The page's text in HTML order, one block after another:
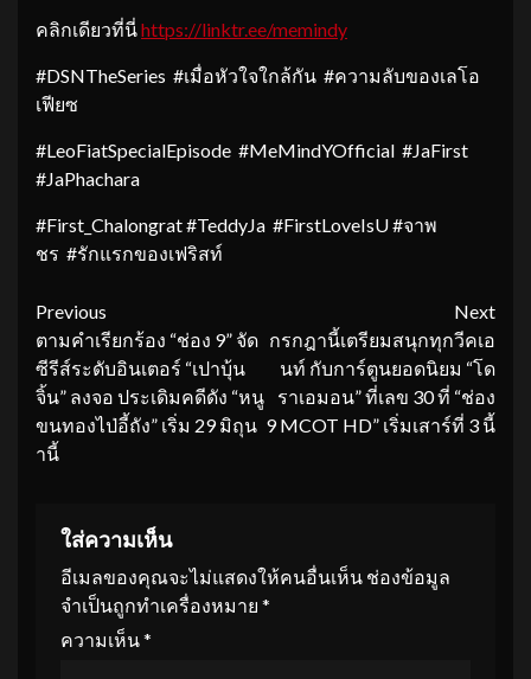
คลิกเดียวที่นี่https://linktr.ee/memindy
#DSNTheSeries #เมื่อหัวใจใกล้กัน #ความลับของเลโอ
เฟียซ
#LeoFiatSpecialEpisode #MeMindYOfficial #JaFirst
#JaPhachara
#First_Chalongrat #TeddyJa #FirstLoveIsU #จาพ
ชร #รักแรกของเฟริสท์
Continue
Reading
Previous
ตามคำเรียกร้อง “ช่อง 9” จัด
ซีรีส์ระดับอินเตอร์ “เปาบุ้น
จิ้น” ลงจอ ประเดิมคดีดัง “หนู
ขนทองไป่อี้ถัง” เริ่ม 29 มิถุน
านี้
Next
กรกฎานี้เตรียมสนุกทุกวีคเอ
นท์ กับการ์ตูนยอดนิยม “โด
ราเอมอน” ที่เลข 30 ที่ “ช่อง
9 MCOT HD” เริ่มเสาร์ที่ 3 นี้
ใส่ความเห็น
อีเมลของคุณจะไม่แสดงให้คนอื่นเห็น ช่องข้อมูล
จำเป็นถูกทำเครื่องหมาย *
ความเห็น*